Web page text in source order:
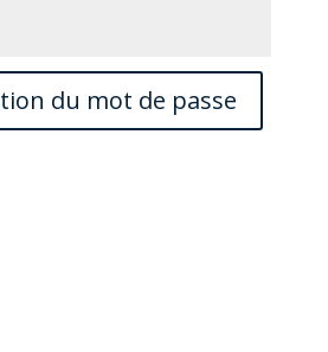
du mot de passe